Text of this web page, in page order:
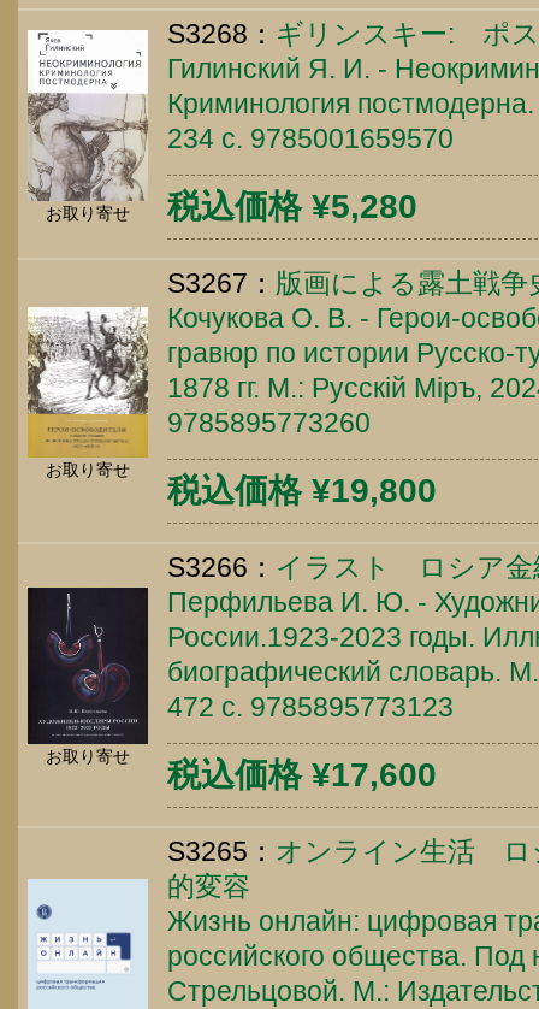
お取り寄せ
S3268： ギリンスキー: ポ
Гилинский Я. И. -
Криминология
234 c. 9785001659570
税込価格 ¥5,280
お取り寄せ
S3267： 版画による露土戦争
Кочукова О. В. - Герои-
гравюр по истории Русско-
1878 гг. М.: Русскiй Мiръ,
9785895773260
税込価格 ¥19,800
お取り寄せ
S3266： イラスト ロシア金
Перфильева И. Ю. -
России.1923-2023 годы.
биографический словарь.
472 c. 9785895773123
税込価格 ¥17,600
S3265： オンライン生活 ロ
的変容
Жизнь онлайн: цифровая
российского общества. Под
Стрельцовой. М.: